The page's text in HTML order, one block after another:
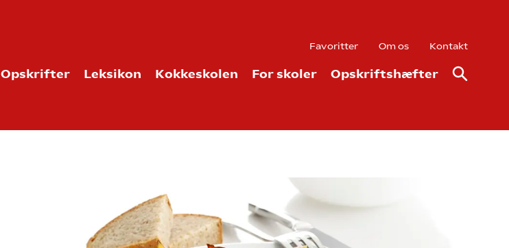
Favoritter Om os Kontakt
Opskrifter Leksikon Kokkeskolen For skoler Opskriftshæfter